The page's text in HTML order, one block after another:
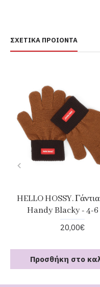
ΣΧΕΤΙΚΆ ΠΡΟΙΌΝΤΑ
HELLO HOSSY.
Handy Blacky - 4-6
20,00€
Προσθήκη στο